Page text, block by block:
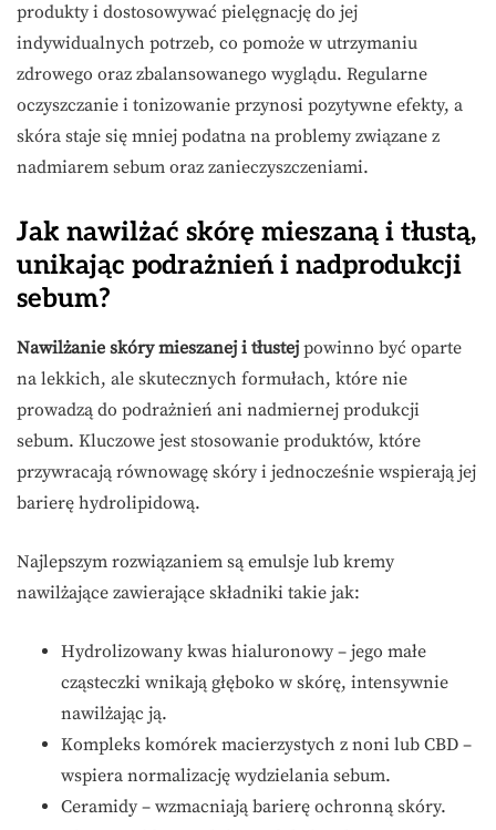
produkty i dostosowywać pielęgnację do jej
indywidualnych potrzeb, co pomoże w utrzymaniu
zdrowego oraz zbalansowanego wyglądu. Regularne
oczyszczanie i tonizowanie przynosi pozytywne efekty, a
skóra staje się mniej podatna na problemy związane z
nadmiarem sebum oraz zanieczyszczeniami.
Jak nawilżać skórę mieszaną i tłustą,
unikając podrażnień i nadprodukcji
sebum?
Nawilżanie skóry mieszanej i tłustej powinno być oparte
na lekkich, ale skutecznych formułach, które nie
prowadzą do podrażnień ani nadmiernej produkcji
sebum. Kluczowe jest stosowanie produktów, które
przywracają równowagę skóry i jednocześnie wspierają jej
barierę hydrolipidową.
Najlepszym rozwiązaniem są emulsje lub kremy
nawilżające zawierające składniki takie jak:
Hydrolizowany kwas hialuronowy – jego małe
cząsteczki wnikają głęboko w skórę, intensywnie
nawilżając ją.
Kompleks komórek macierzystych z noni lub CBD –
wspiera normalizację wydzielania sebum.
Ceramidy – wzmacniają barierę ochronną skóry.